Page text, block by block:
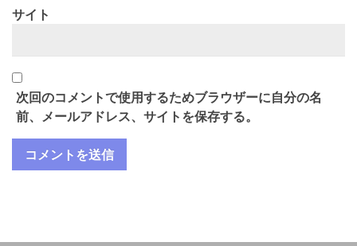
サイト
次回のコメントで使用するためブラウザーに自分の名
前、メールアドレス、サイトを保存する。